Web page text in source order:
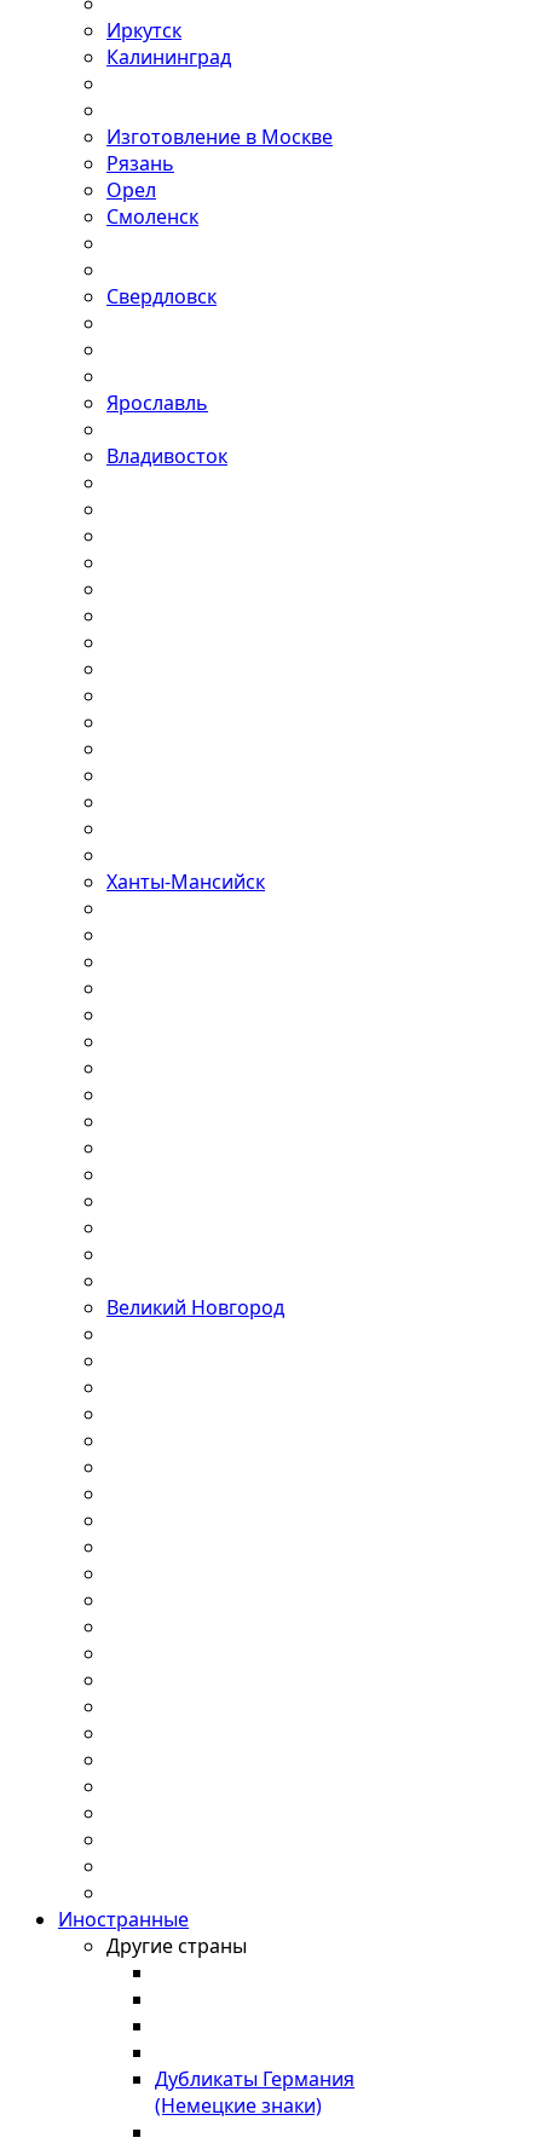
Иркутск
Калининград
Изготовление в Москве
Рязань
Орел
Смоленск
Свердловск
Ярославль
Владивосток
Ханты-Мансийск
Великий Новгород
Иностранные
Другие страны
Дубликаты Германия
(Немецкие знаки)